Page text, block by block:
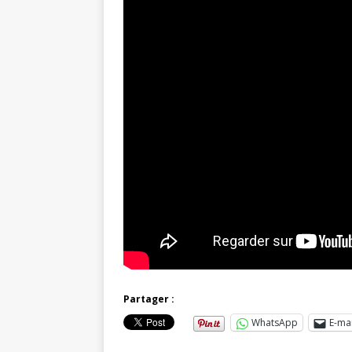
Partager :
WhatsApp
E-